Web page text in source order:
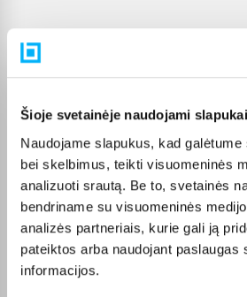
Šioje svetainėje naudojami slapukai
Naudojame slapukus, kad
bei skelbimus, teikti visuomeninės
analizuoti srautą. Be to, svetainės
bendriname su visuomeninės
analizės partneriais, kurie gali ją
pateiktos arba naudojant paslaugas
informacijos.
Pirkėjų atsiliepimai
Patvirtintas pirkėjas
Gera kaina, puiki kokybe, tik pristtymo laikas
Laima M.
Patvirtintas pirkėjas